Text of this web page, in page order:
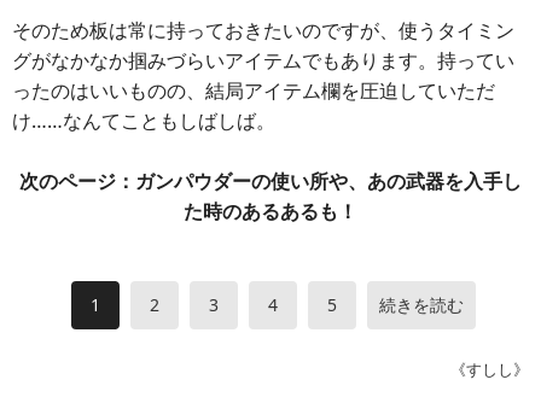
そのため板は常に持っておきたいのですが、使うタイミン
グがなかなか掴みづらいアイテムでもあります。持ってい
ったのはいいものの、結局アイテム欄を圧迫していただ
け……なんてこともしばしば。
次のページ：ガンパウダーの使い所や、あの武器を入手し
た時のあるあるも！
1 2 3 4 5 続きを読む
《すしし》